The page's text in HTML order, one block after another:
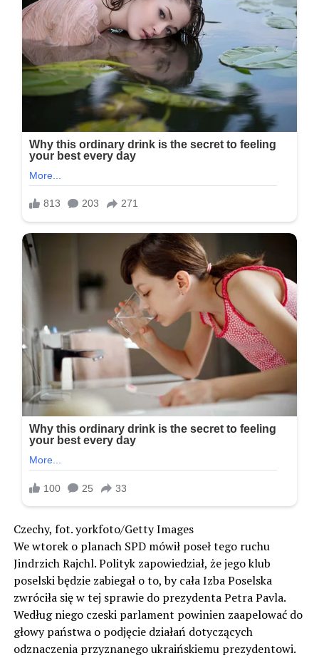
Czechy, fot. yorkfoto/Getty Images
We wtorek o planach SPD mówił poseł tego ruchu
Jindrzich Rajchl. Polityk zapowiedział, że jego klub
poselski będzie zabiegał o to, by cała Izba Poselska
zwróciła się w tej sprawie do prezydenta Petra Pavla.
Według niego czeski parlament powinien zaapelować do
głowy państwa o podjęcie działań dotyczących
odznaczenia przyznanego ukraińskiemu prezydentowi.